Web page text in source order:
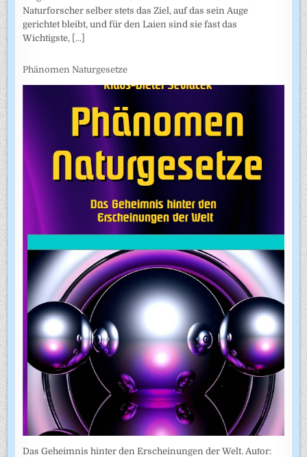
Naturforscher selber stets das Ziel, auf das sein Auge
gerichtet bleibt, und für den Laien sind sie fast das
Wichtigste, [...]
Phänomen Naturgesetze
Das Geheimnis hinter den Erscheinungen der Welt. Autor: